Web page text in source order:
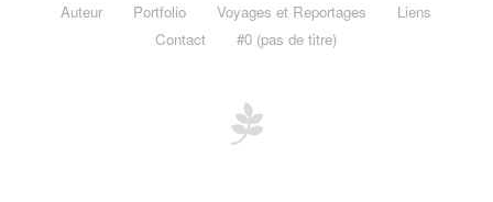
Mayotte, janvier 2011
Le Burkina Faso en Noir et Blanc, novembre 2010
Auteur Portfolio Voyages et Reportages
Liens
Contact
#0 (pas de titre)